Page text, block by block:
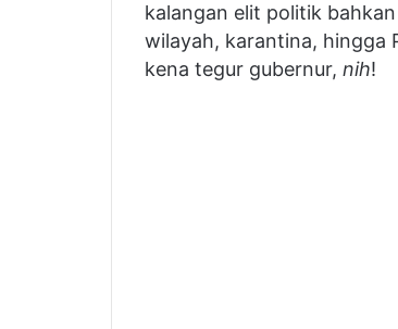
kalangan elit politik
wilayah, karantina, hingga
kena tegur gubernur, nih!